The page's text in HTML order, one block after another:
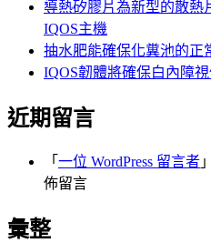
導熱矽膠片為新型的散熱
IQOS主機
抽水肥能確保化糞池的正
IQOS韌體將確保白內障
近期留言
「 一位 WordPress 留言者
佈留言
彙整